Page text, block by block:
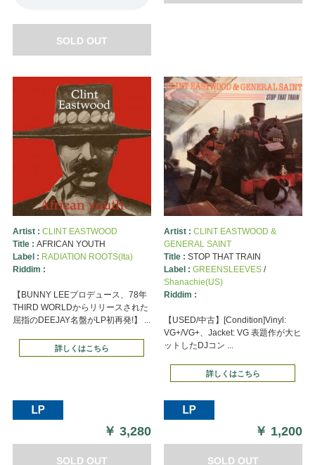
SOLD OUT
Artist : CLINT EASTWOOD
Title : AFRICAN YOUTH
Label : RADIATION ROOTS(Ita)
Riddim :
【BUNNY LEEプロデュース、78年
THIRD WORLDからリリースされた
屈指のDEEJAY名盤がLP初再発!】 ...
詳しくはこちら
￥3,280
SOLD OUT
Artist : CLINT EASTWOOD &
GENERAL SAINT
Title : STOP THAT TRAIN
Label : GREENSLEEVES/
Shanachie(US)
Riddim :
【USED/中古】[Condition]Vinyl:
VG+/VG+、Jacket: VG 表題作が大ヒ
ットしたDJコン ...
詳しくはこちら
￥ 1,200
SOLD OUT